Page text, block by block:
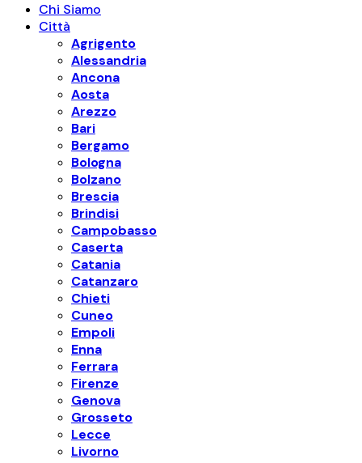
Chi Siamo
Città
Agrigento
Alessandria
Ancona
Aosta
Arezzo
Bari
Bergamo
Bologna
Bolzano
Brescia
Brindisi
Campobasso
Caserta
Catania
Catanzaro
Chieti
Cuneo
Empoli
Enna
Ferrara
Firenze
Genova
Grosseto
Lecce
Livorno